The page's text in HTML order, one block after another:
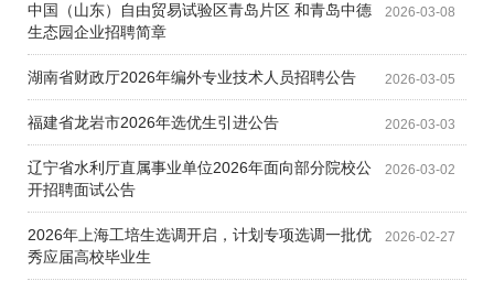
2026-03-08
中国（山东）自由贸易试验区青岛片区 和青岛中德
生态园企业招聘简章
2026-03-05
湖南省财政厅2026年编外专业技术人员招聘公告
2026-03-03
福建省龙岩市2026年选优生引进公告
2026-03-02
辽宁省水利厅直属事业单位2026年面向部分院校公
开招聘面试公告
2026-02-27
2026年上海工培生选调开启，计划专项选调一批优
秀应届高校毕业生